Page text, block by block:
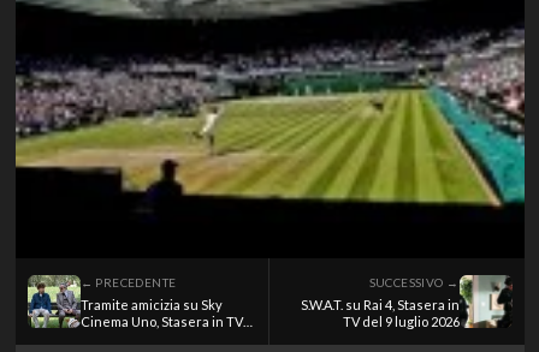
← PRECEDENTE
Tramite amicizia su Sky
Cinema Uno, Stasera in TV
SUCCESSIVO →
S.W.A.T. su Rai 4, Stasera in
TV del 9 luglio 2026